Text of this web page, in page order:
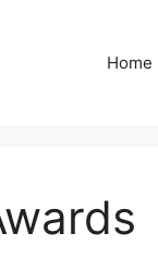
Home